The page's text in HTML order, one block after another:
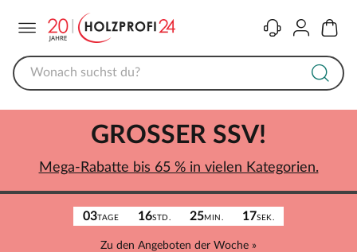
KontaktKonto
03TAGE 16STD. 25MIN. 17SEK.
Zu den Angeboten der Woche »
GROSSER SSV!
Mega-Rabatte bis 65 % in vielen Kategorien.